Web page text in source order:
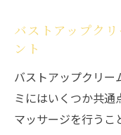
使用感重
ハリが出
体験談
口コミで
バストアップク
ント
バストアップクリー
ミにはいくつか共通
マッサージを行うこ